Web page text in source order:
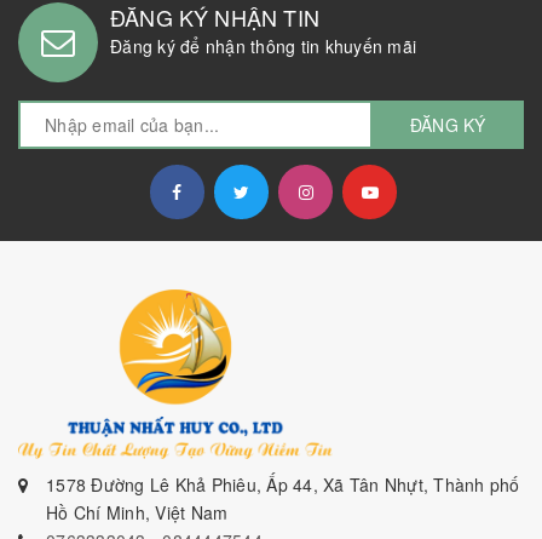
ĐĂNG KÝ NHẬN TIN
Đăng ký để nhận thông tin khuyến mãi
ĐĂNG KÝ
1578 Đường Lê Khả Phiêu, Ấp 44, Xã Tân Nhựt, Thành phố
Hồ Chí Minh, Việt Nam